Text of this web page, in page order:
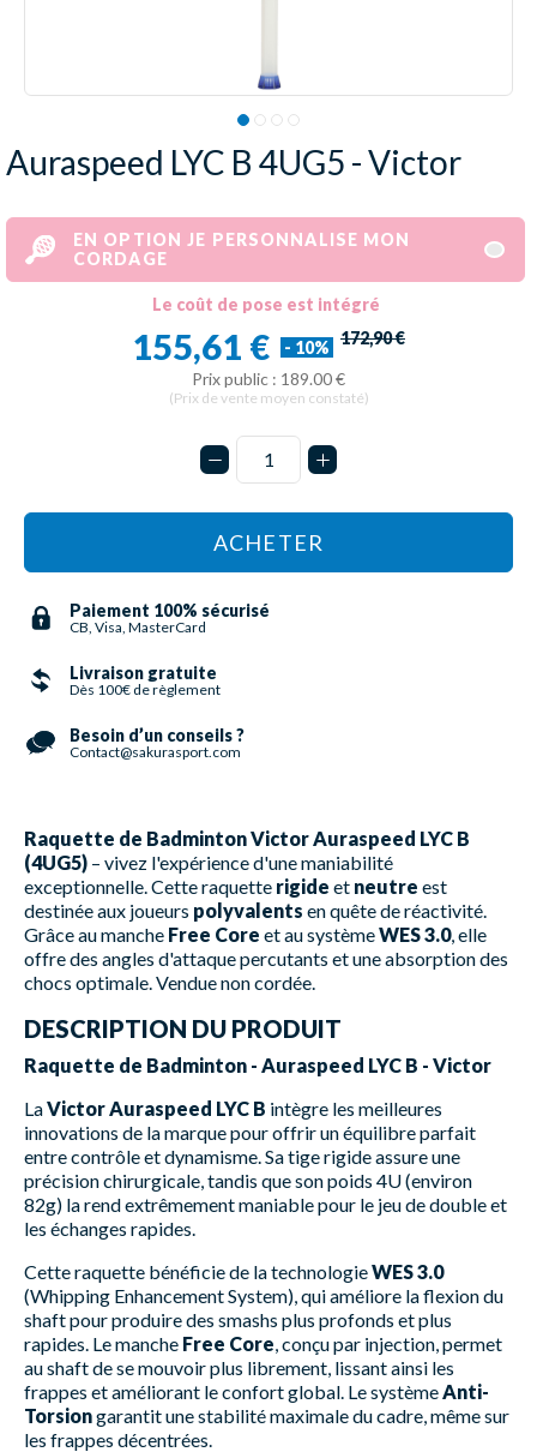
Auraspeed LYC B 4UG5 - Victor
EN OPTION JE PERSONNALISE MON
CORDAGE
Le coût de pose est intégré
155,61 € - 10% 172,90 €
Prix public : 189.00 €
(Prix de vente moyen constaté)
ACHETER
Paiement 100% sécurisé
CB, Visa, MasterCard
Livraison gratuite
Dès 100€ de règlement
Besoin d’un conseils ?
Contact@sakurasport.com
Raquette de Badminton Victor Auraspeed LYC B
(4UG5) – vivez l'expérience d'une maniabilité
exceptionnelle. Cette raquette rigide et neutre est
destinée aux joueurs polyvalents en quête de réactivité.
Grâce au manche Free Core et au systèmeWES 3.0, elle
offre des angles d'attaque percutants et une absorption des
chocs optimale. Vendue non cordée.
DESCRIPTION DU PRODUIT
Raquette de Badminton - Auraspeed LYC B - Victor
LaVictor Auraspeed LYC B intègre les meilleures
innovations de la marque pour offrir un équilibre parfait
entre contrôle et dynamisme. Sa tige rigide assure une
précision chirurgicale, tandis que son poids 4U (environ
82g) la rend extrêmement maniable pour le jeu de double et
les échanges rapides.
Cette raquette bénéficie de la technologieWES 3.0
(Whipping Enhancement System), qui améliore la flexion du
shaft pour produire des smashs plus profonds et plus
rapides. Le manche Free Core , conçu par injection, permet
au shaft de se mouvoir plus librement, lissant ainsi les
frappes et améliorant le confort global. Le système Anti-
Torsiongarantit une stabilité maximale du cadre, même sur
les frappes décentrées.